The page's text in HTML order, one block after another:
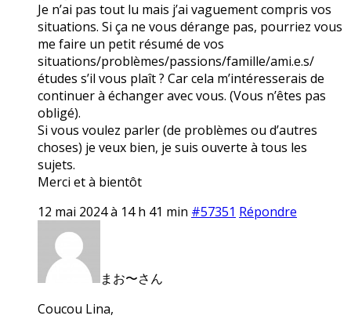
Je n’ai pas tout lu mais j’ai vaguement compris vos
situations. Si ça ne vous dérange pas, pourriez vous
me faire un petit résumé de vos
situations/problèmes/passions/famille/ami.e.s/
études s’il vous plaît ? Car cela m’intéresserais de
continuer à échanger avec vous. (Vous n’êtes pas
obligé).
Si vous voulez parler (de problèmes ou d’autres
choses) je veux bien, je suis ouverte à tous les
sujets.
Merci et à bientôt
12 mai 2024 à 14 h 41 min #57351 Répondre
まお〜さん
Coucou Lina,